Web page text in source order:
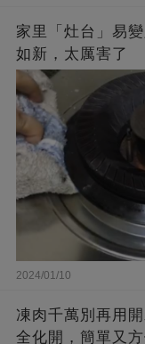
家里「灶台」易
如新，太厲害了
2024/01/10
凍肉千萬別再用
全化開，簡單又